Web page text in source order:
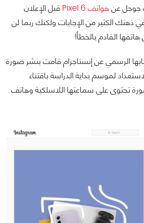
جوجل عنهواتف Pixel 6
قبل الإعلان
ذهنك الكثير من الإجابات ولكنك ربما لن
القادم بالخطأ!
الرسمي عن إنستاجرام قامت بنشر صورة
لموسم بداية الدراسة باقتناء
تحتوى على سماعتها اللاسلكية وهاتف